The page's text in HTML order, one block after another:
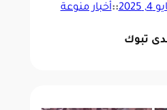
4, 2025
::أخبار منوعة
تبوك